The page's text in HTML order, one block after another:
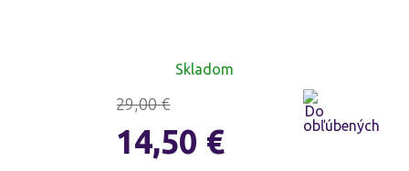
Skladom
29,00€
14,50 €